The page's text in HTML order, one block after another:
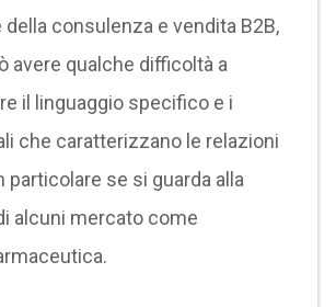
consulenza e vendita B2B,
avere qualche difficoltà a
il linguaggio specifico e i
che caratterizzano le relazioni
particolare se si guarda alla
alcuni mercato come